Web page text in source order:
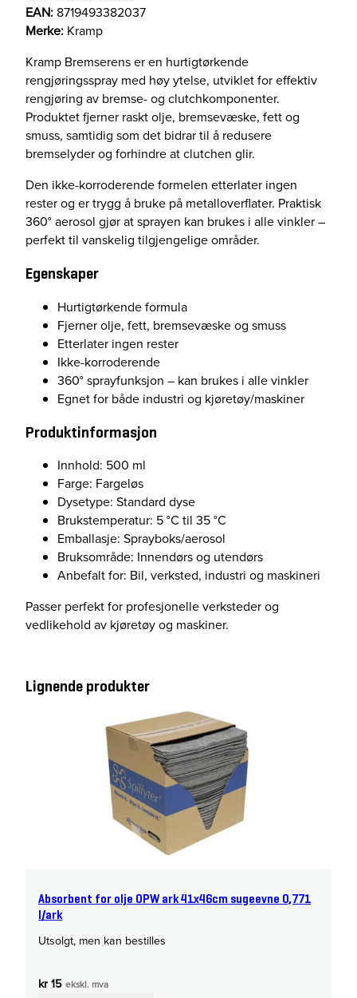
0
m
a
n
t
a
l
l
EAN: 8719493382037
Merke: Kramp
Kramp Bremserens er en hurtigtørkende
rengjøringsspray med høy ytelse, utviklet for effektiv
rengjøring av bremse- og clutchkomponenter.
Produktet fjerner raskt olje, bremsevæske, fett og
smuss, samtidig som det bidrar til å redusere
bremselyder og forhindre at clutchen glir.
Den ikke-korroderende formelen etterlater ingen
rester og er trygg å bruke på metalloverflater. Praktisk
360° aerosol gjør at sprayen kan brukes i alle vinkler –
perfekt til vanskelig tilgjengelige områder.
Egenskaper
Hurtigtørkende formula
Fjerner olje, fett, bremsevæske og smuss
Etterlater ingen rester
Ikke-korroderende
360° sprayfunksjon – kan brukes i alle vinkler
Egnet for både industri og kjøretøy/maskiner
Produktinformasjon
Innhold: 500 ml
Farge: Fargeløs
Dysetype: Standard dyse
Brukstemperatur: 5 °C til 35 °C
Emballasje: Sprayboks/aerosol
Bruksområde: Innendørs og utendørs
Anbefalt for: Bil, verksted, industri og maskineri
Passer perfekt for profesjonelle verksteder og
vedlikehold av kjøretøy og maskiner.
Lignende produkter
Absorbent for olje OPW ark 41x46cm sugeevne 0,771
l/ark
Utsolgt, men kan bestilles
kr15 ekskl. mva